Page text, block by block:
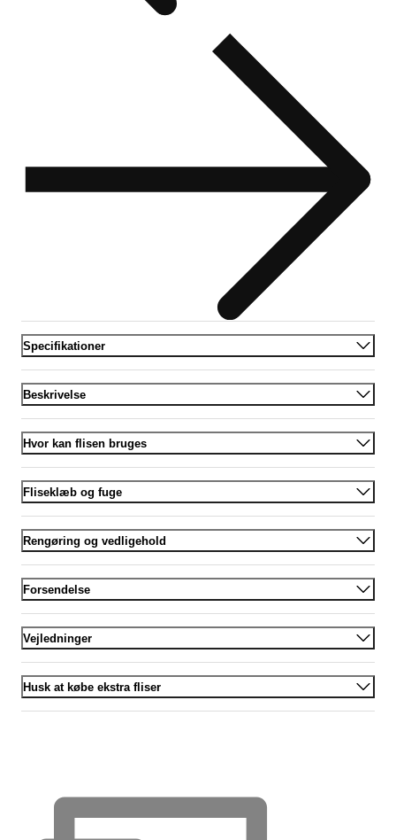
Specifikationer
Beskrivelse
Hvor kan flisen bruges
Fliseklæb og fuge
Rengøring og vedligehold
Forsendelse
Vejledninger
Husk at købe ekstra fliser